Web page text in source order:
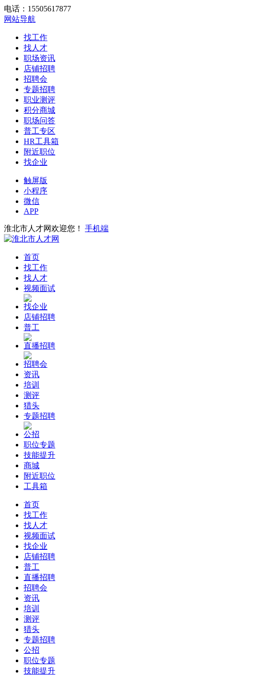
电话：15505617877
网站导航
找工作
找人才
职场资讯
店铺招聘
招聘会
专题招聘
职业测评
积分商城
职场问答
普工专区
HR工具箱
附近职位
找企业
触屏版
小程序
微信
APP
淮北市人才网欢迎您！ 手机端
首页
找工作
找人才
视频面试
找企业
店铺招聘
普工
直播招聘
招聘会
资讯
培训
测评
猎头
专题招聘
公招
职位专题
技能提升
商城
附近职位
工具箱
首页
找工作
找人才
视频面试
找企业
店铺招聘
普工
直播招聘
招聘会
资讯
培训
测评
猎头
专题招聘
公招
职位专题
技能提升